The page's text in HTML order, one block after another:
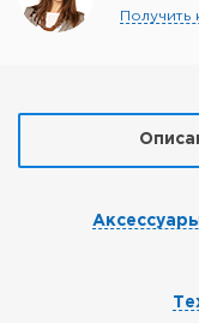
Получить